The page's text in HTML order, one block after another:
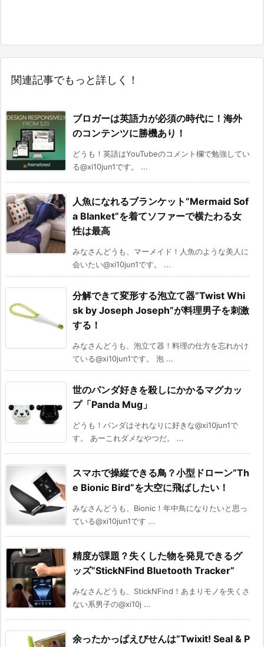
関連記事でもっと詳しく！
ブロガーは英語力が必須の時代に！海外
のコンテンツに勝機あり！
どうも！英語はYouTubeのコメント欄で勉強してい
る@xi10jun1です。 ...
人魚になれるブランケット”Mermaid Sof
a Blanket”を着てソファーで横たわる女
性は最高
みなさんどうも、マーメイド！人魚のような美人に
会いたい@xi10jun1です。 ...
分解できて変形する泡立て器”Twist Whi
sk by Joseph Joseph”が料理男子を刺激
する！
みなさんどうも、泡立て器！料理の仕方を忘れかけ
ている@xi10jun1です。 泡 ...
世のパンダ好きを殺しにかかるマグカッ
プ「Panda Mug」
どうも！パンダはそれなりに好きな@xi10jun1で
す。 あーこれダメなやつだ。 ...
スマホで操縦できる鳥？小型ドローン”Th
e Bionic Bird”を大空に飛ばしたい！
みなさんどうも、Bionic！年中鳥になりたいと思っ
ている@xi10jun1です ...
精度が課題？失くした物を発見できるグ
ッズ”StickNFind Bluetooth Tracker”
みなさんどうも、StickNFind！あまりモノを失くさ
ない系男子の@xi10j ...
余ったかっぱえびせんは”Twixit! Seal & P